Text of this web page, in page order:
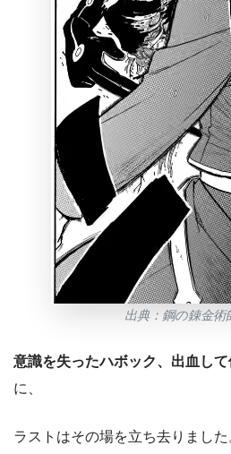
出典：鋼の錬金
意識を失ったハボック、出血し
に、
ラストはその場を立ち去りました